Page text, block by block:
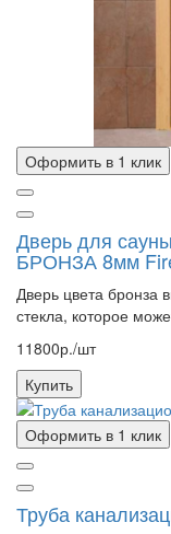
Оформить в 1 клик
Дверь для
БРОНЗА 8мм
Дверь цвета бронза
стекла, которое
11800р./шт
Купить
Оформить в 1 клик
Труба